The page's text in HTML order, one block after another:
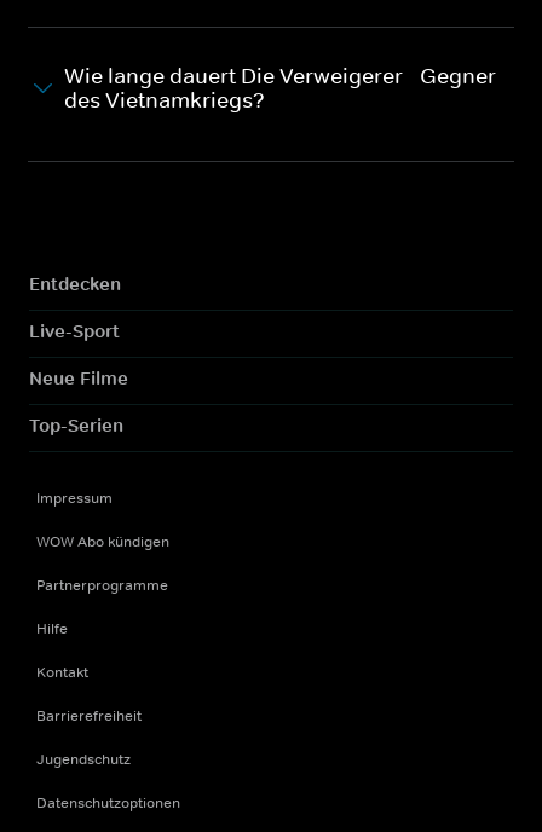
Wie lange dauert Die Verweigerer - Gegner
des Vietnamkriegs?
Entdecken
Live-Sport
Neue Filme
Top-Serien
Impressum
WOW Abo kündigen
Partnerprogramme
Hilfe
Kontakt
Barrierefreiheit
Jugendschutz
Datenschutzoptionen